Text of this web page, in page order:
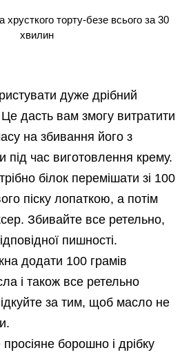
хрусткого торту-безе всього за 30
хвилин
дуже дрібний
Це дасть вам змогу витратити
на збивання його з
під час виготовлення крему.
білок перемішати зі 100
піску лопаткою, а потім
Збивайте все ретельно,
пишності.
додати 100 грамів
і також все ретельно
за тим, щоб масло не
борошно і дрібку